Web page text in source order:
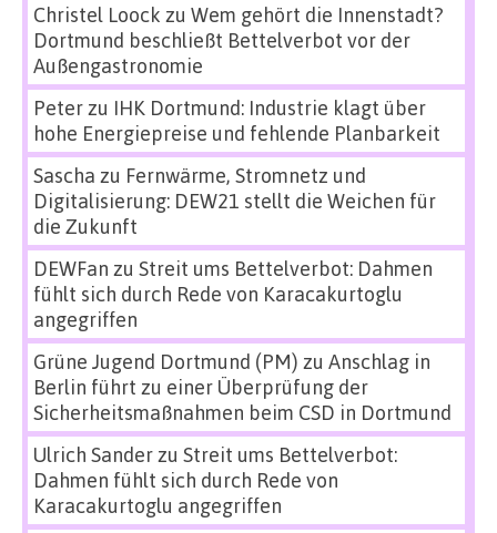
Christel Loock zu Wem gehört die Innenstadt?
Dortmund beschließt Bettelverbot vor der
Außengastronomie
Peterzu IHK Dortmund: Industrie klagt über
hohe Energiepreise und fehlende Planbarkeit
Sascha zu Fernwärme, Stromnetz und
Digitalisierung: DEW21 stellt die Weichen für
die Zukunft
DEWFan zu Streit ums Bettelverbot: Dahmen
fühlt sich durch Rede von Karacakurtoglu
angegriffen
Grüne Jugend Dortmund (PM) zu Anschlag in
Berlin führt zu einer Überprüfung der
Sicherheitsmaßnahmen beim CSD in Dortmund
Ulrich Sanderzu Streit ums Bettelverbot:
Dahmen fühlt sich durch Rede von
Karacakurtoglu angegriffen